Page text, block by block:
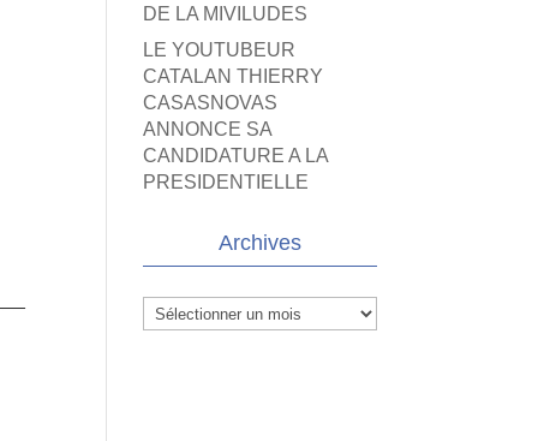
DE LA MIVILUDES
LE YOUTUBEUR
CATALAN THIERRY
CASASNOVAS
ANNONCE SA
CANDIDATURE A LA
PRESIDENTIELLE
Archives
Archives